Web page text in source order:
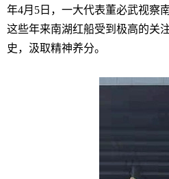
年4月5日，一大代表董必武视察
这些年来南湖红船受到极高的关
史，汲取精神养分。